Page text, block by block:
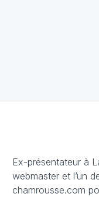
Ex-présentateur à
webmaster et l’un
chamrousse.com